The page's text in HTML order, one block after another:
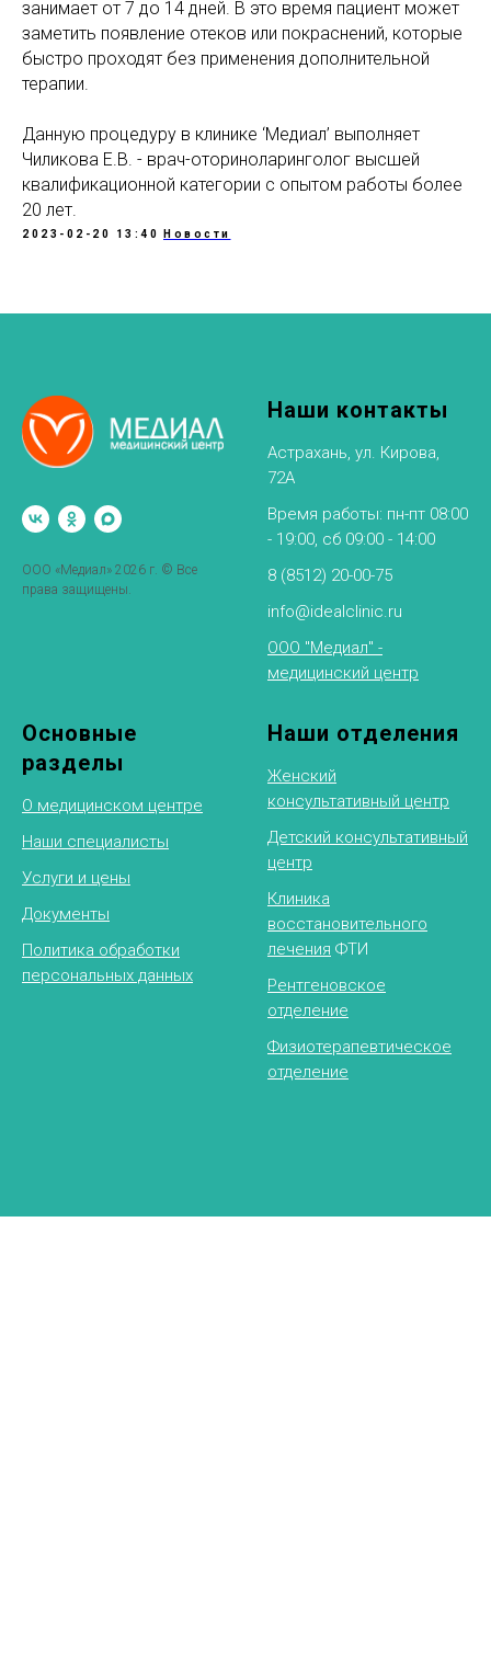
занимает от 7 до 14 дней. В это время пациент может
заметить появление отеков или покраснений, которые
быстро проходят без применения дополнительной
терапии.
Данную процедуру в клинике ‘Медиал’ выполняет
Чиликова Е.В. - врач-оториноларинголог высшей
квалификационной категории с опытом работы более
20 лет.
2023-02-20 13:40 Новости
ООО «Медиал» 2026 г. © Все
права защищены.
Наши контакты
Астрахань, ул. Кирова,
72А
Время работы: пн-пт 08:00
- 19:00, сб 09:00 - 14:00
8 (8512) 20-00-75
info@idealclinic.ru
ООО "Медиал" -
медицинский центр
Основные
разделы
О медицинском центре
Наши специалисты
Услуги и цены
Документы
Политика обработки
персональных данных
Наши отделения
Женский
консультативный центр
Детский консультативный
центр
Клиника
восстановительного
лечения ФТИ
Рентгеновское
отделение
Физиотерапевтическое
отделение